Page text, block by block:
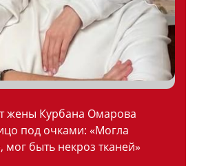
жены Курбана Омарова
под очками: «Могла
мог быть некроз тканей»